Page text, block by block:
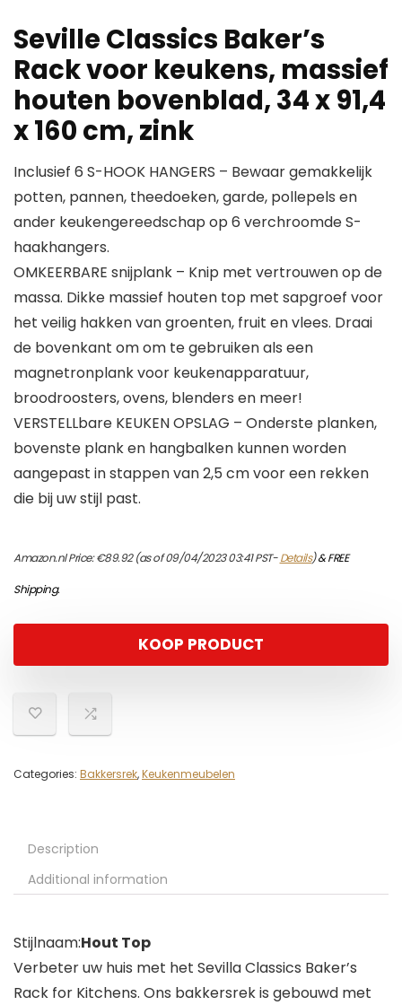
Seville Classics Baker’s
Rack voor keukens, massief
houten bovenblad, 34 x 91,4
x 160 cm, zink
Inclusief 6 S-HOOK HANGERS – Bewaar gemakkelijk
potten, pannen, theedoeken, garde, pollepels en
ander keukengereedschap op 6 verchroomde S-
haakhangers.
OMKEERBARE snijplank – Knip met vertrouwen op de
massa. Dikke massief houten top met sapgroef voor
het veilig hakken van groenten, fruit en vlees. Draai
de bovenkant om om te gebruiken als een
magnetronplank voor keukenapparatuur,
broodroosters, ovens, blenders en meer!
VERSTELLbare KEUKEN OPSLAG – Onderste planken,
bovenste plank en hangbalken kunnen worden
aangepast in stappen van 2,5 cm voor een rekken
die bij uw stijl past.
Amazon.nl Price:€89.92(as of 09/04/2023 03:41 PST-Details)&FREE
Shipping.
KOOP PRODUCT
Categories: Bakkersrek,Keukenmeubelen
Description
Additional information
Stijlnaam:Hout Top
Verbeter uw huis met het Sevilla Classics Baker’s
Rack for Kitchens. Ons bakkersrek is gebouwd met